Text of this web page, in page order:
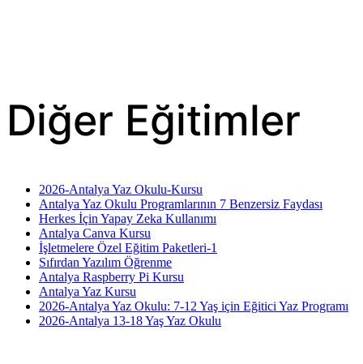
Diğer Eğitimler
2026-Antalya Yaz Okulu-Kursu
Antalya Yaz Okulu Programlarının 7 Benzersiz Faydası
Herkes İçin Yapay Zeka Kullanımı
Antalya Canva Kursu
İşletmelere Özel Eğitim Paketleri-1
Sıfırdan Yazılım Öğrenme
Antalya Raspberry Pi Kursu
Antalya Yaz Kursu
2026-Antalya Yaz Okulu: 7-12 Yaş için Eğitici Yaz Programı
2026-Antalya 13-18 Yaş Yaz Okulu